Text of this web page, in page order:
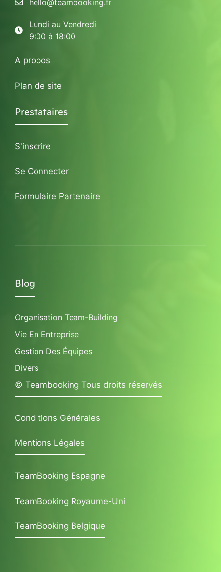
hello@teambooking.fr
Lundi au Vendredi
9:00 à 18:00
A propos
Plan de site
Prestataires
S'inscrire
Se Connecter
Formulaire Partenaire
Blog
Organisation Team-Building
Vie En Entreprise
Gestion Des Équipes
Divers
© Teambooking Tous droits réservés
Conditions Générales
Mentions Légales
TeamBooking Espagne
TeamBooking Royaume-Uni
TeamBooking Belgique